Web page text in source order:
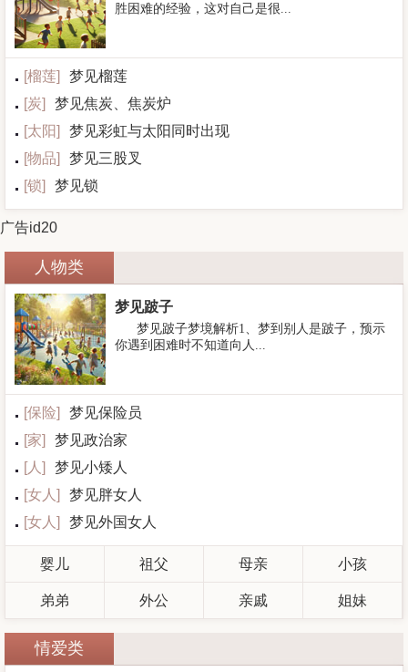
胜困难的经验，这对自己是很...
[榴莲]
梦见榴莲
[炭]
梦见焦炭、焦炭炉
[太阳]
梦见彩虹与太阳同时出现
[物品]
梦见三股叉
[锁] 梦见锁
广告id20
人物类
梦见跛子
梦见跛子梦境解析1、梦到别人是跛子，预示
你遇到困难时不知道向人...
[保险]
梦见保险员
[家]
梦见政治家
[人 ]
梦见小矮人
[女人 ]
梦见胖女人
[女人 ] 梦见外国女人
婴儿 祖父 母亲 小孩
弟弟 外公 亲戚 姐妹
情爱类